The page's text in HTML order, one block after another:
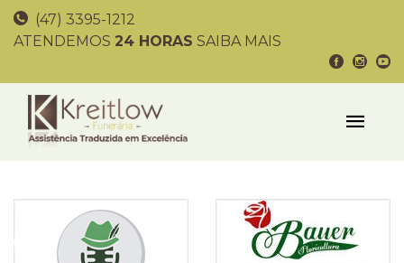
(47) 3395-1212
ATENDEMOS 24 HORAS SAIBA MAIS